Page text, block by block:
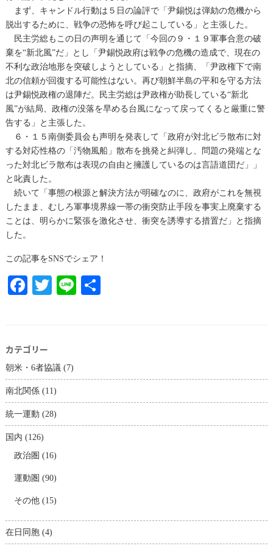
まず、キャンドル行動は５日の論評で「尹錫悦は弾劾の危機から
脱出するために、戦争の恐怖を呼び起こしている」と主張した。
民主労総もこの日の声明を通じて「今回の９・１９軍事合意の破
棄を“新北風”だ」とし「尹錫悦政府は戦争の危機の造成で、現在の
不利な政治地形を突破しようとしている」と指摘、「尹政権下で南
北の信頼が回復する可能性はない。再び朝鮮半島の平和を守る方法
は尹錫悦政権の退陣だ。民主労総は尹政権が助長している“新北
風”が結局、政権の没落を早める台風になって戻ってくると厳重に警
告する」と主張した。
６・１５南側委員会も声明を発表して「政府が対北ビラ散布に対
する対応性格の「汚物風船」散布を挑発と糾弾し、問題の発端とな
った対北ビラ散布は表現の自由と擁護しているのは言語道団だ」」
と叱責した。
続いて「事態の根源と解決方法が明確なのに、政府がこれを無視
したまま、むしろ軍事境界線一帯の衝突防止手段を事実上廃棄する
ことは、明らかに緊張を激化させ、衝突を誘導する措置だ」と指摘
した。
この記事をSNSでシェア！
Facebook
Twitter
Line
カテゴリー
朝米・6者協議(7)
南北関係(11)
統一運動 (28)
国内 (126)
政治圏 (16)
運動圏 (90)
その他(15)
在日同胞(4)